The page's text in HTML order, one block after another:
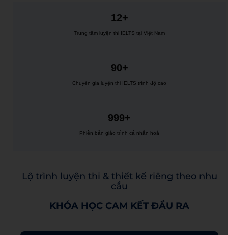
12+
Trung tâm luyện thi IELTS tại Việt Nam
90+
Chuyên gia luyện thi IELTS trình độ cao
999+
Phiên bản giáo trình cá nhân hoá
Lộ trình luyện thi & thiết kế riêng theo nhu
cầu
KHÓA HỌC CAM KẾT ĐẦU RA